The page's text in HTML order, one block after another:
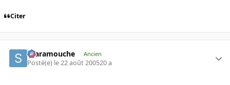
Citer
Scaramouche Ancien
Posté(e) le 22 août 200520 a